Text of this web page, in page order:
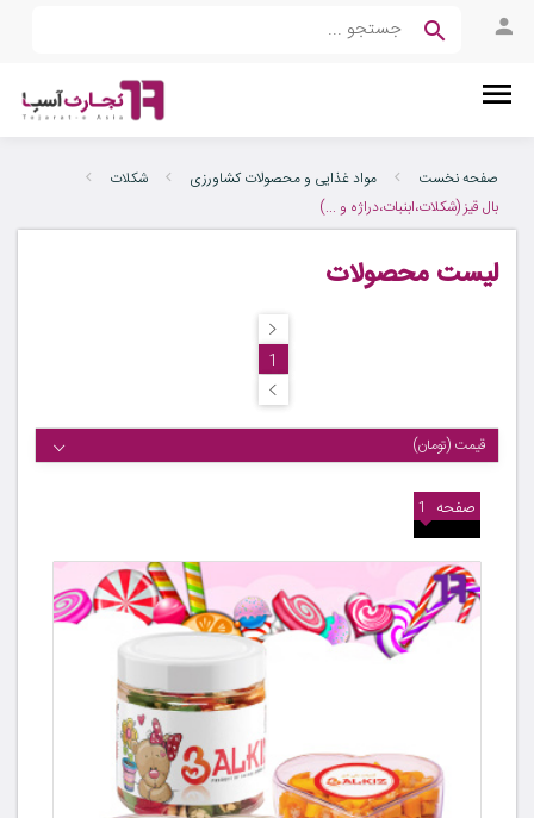
صفحه نخست مواد غذایی و محصولات کشاورزی
شکلات
بال قیز (شکلات،ابنبات،دراژه و ...)
لیست محصولات
1
قیمت (تومان)
صفحه 1